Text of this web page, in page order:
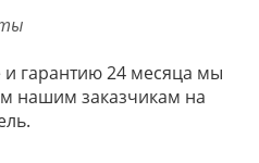
гарантию 24 месяца мы
нашим заказчикам на